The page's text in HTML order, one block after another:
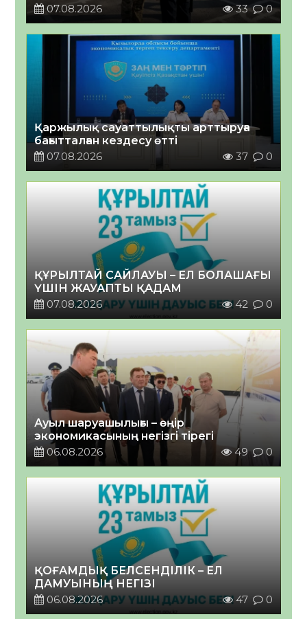
07.08.2026
33 0
Қаржылық сауаттылықты арттыруға
бағытталған кездесу өтті
07.08.2026
37 0
ҚҰРЫЛТАЙ САЙЛАУЫ – ЕЛ БОЛАШАҒЫ
ҮШІН ЖАУАПТЫ ҚАДАМ
07.08.2026
42 0
Ауыл шаруашылығы – өңір
экономикасының негізгі тірегі
06.08.2026
49 0
ҚОҒАМДЫҚ БЕЛСЕНДІЛІК – ЕЛ
ДАМУЫНЫҢ НЕГІЗІ
06.08.2026
47 0